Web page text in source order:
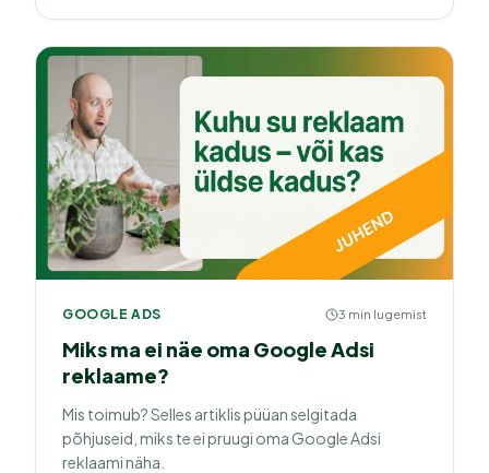
GOOGLE ADS 3 min lugemist
Miks ma ei näe oma Google Adsi
reklaame?
Mis toimub? Selles artiklis püüan selgitada
põhjuseid, miks te ei pruugi oma Google Adsi
reklaami näha.